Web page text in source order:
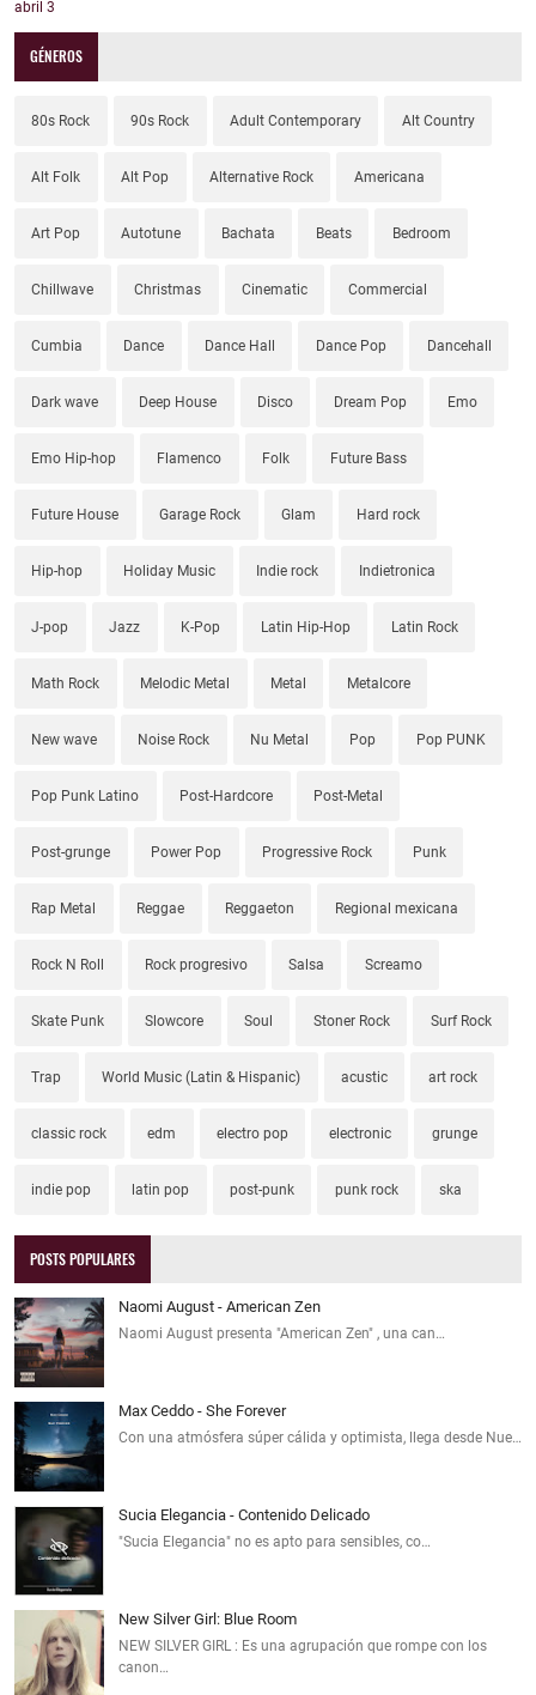
abril 3
GÉNEROS
80s Rock 90s Rock Adult Contemporary Alt Country
Alt Folk Alt Pop Alternative Rock Americana
Art Pop Autotune Bachata Beats Bedroom
Chillwave Christmas Cinematic Commercial
Cumbia Dance Dance Hall Dance Pop Dancehall
Dark wave Deep House Disco Dream Pop Emo
Emo Hip-hop Flamenco Folk Future Bass
Future House Garage Rock Glam Hard rock
Hip-hop Holiday Music Indie rock Indietronica
J-pop Jazz K-Pop Latin Hip-Hop Latin Rock
Math Rock Melodic Metal Metal Metalcore
New wave Noise Rock Nu Metal Pop Pop PUNK
Pop Punk Latino Post-Hardcore Post-Metal
Post-grunge Power Pop Progressive Rock Punk
Rap Metal Reggae Reggaeton Regional mexicana
Rock N Roll Rock progresivo Salsa Screamo
Skate Punk Slowcore Soul Stoner Rock Surf Rock
Trap World Music (Latin & Hispanic) acustic art rock
classic rock edm electro pop electronic grunge
indie pop latin pop post-punk punk rock ska
POSTS POPULARES
Naomi August - American Zen
Naomi August presenta "American Zen" , una can…
Max Ceddo - She Forever
Con una atmósfera súper cálida y optimista, llega desde Nue…
Sucia Elegancia - Contenido Delicado
"Sucia Elegancia" no es apto para sensibles, co…
New Silver Girl: Blue Room
NEW SILVER GIRL : Es una agrupación que rompe con los
canon…